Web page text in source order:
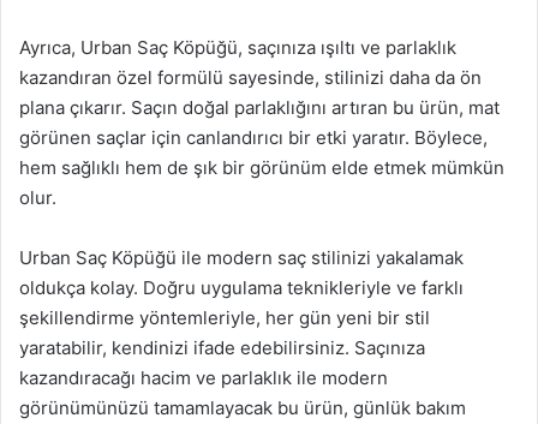
Ayrıca, Urban Saç Köpüğü, saçınıza ışıltı ve parlaklık
kazandıran özel formülü sayesinde, stilinizi daha da ön
plana çıkarır. Saçın doğal parlaklığını artıran bu ürün, mat
görünen saçlar için canlandırıcı bir etki yaratır. Böylece,
hem sağlıklı hem de şık bir görünüm elde etmek mümkün
olur.
Urban Saç Köpüğü ile modern saç stilinizi yakalamak
oldukça kolay. Doğru uygulama teknikleriyle ve farklı
şekillendirme yöntemleriyle, her gün yeni bir stil
yaratabilir, kendinizi ifade edebilirsiniz. Saçınıza
kazandıracağı hacim ve parlaklık ile modern
görünümünüzü tamamlayacak bu ürün, günlük bakım